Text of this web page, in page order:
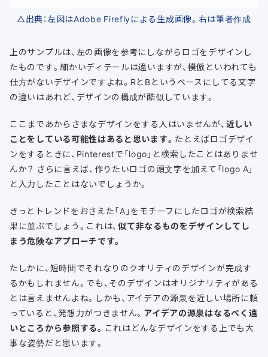
△出典：左図はAdobe Fireflyによる生成画像。右は筆者作成
上のサンプルは、左の画像を参考にしながらロゴをデザインし
たものです。細かいディテールは違いますが、模倣といわれても
仕方がないデザインですよね。RとBというベースにしてる文字
の違いはあれど、デザインの構成が酷似しています。
ここまであからさまなデザインをする人はいませんが、 近しい
ことをしている可能性はあると思います。 たとえばロゴデザイ
ンをするときに、Pinterestで「logo」と検索したことはありませ
んか？ さらに言えば、作りたいロゴの頭文字を加えて「logo A」
と入力したことはないでしょうか。
きっとトレンドをおさえた「A」をモチーフにしたロゴが検索結
果に並ぶでしょう。これは、似て非なるものをデザインしてし
まう危険なアプローチです。
たしかに、短時間でそれなりのクオリティのデザインが完成す
るかもしれません。でも、そのデザインはオリジナリティがある
とは言えませんよね。しかも、アイデアの源泉を近しい場所に頼
っていると、発想力がつきません。 アイデアの源泉はなるべく遠
いところから参照する。 これはどんなデザインをする上でも大
事な姿勢だと思います。